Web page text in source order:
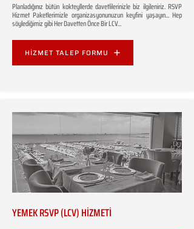
Planladığınız bütün kokteyllerde davetlilerinizle biz ilgileniriz. RSVP
Hizmet Paketlerimizle organizasyonunuzun keyfini yaşayın... Hep
söylediğimiz gibi Her Davetten Önce Bir LCV...
HİZMET TALEP FORMU
YEMEK RSVP (LCV) HİZMETİ